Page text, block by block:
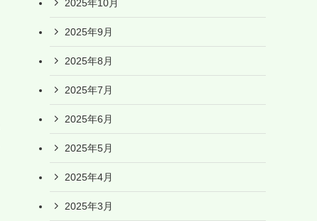
2025年10月
2025年9月
2025年8月
2025年7月
2025年6月
2025年5月
2025年4月
2025年3月